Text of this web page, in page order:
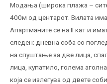
Модања (широка плажа –
400м од центарот. Вилата
Апартманите се на II кат и
следен: дневна соба со
на спуштање за две лица,
лица, купатило, голема
која се излегува од двете